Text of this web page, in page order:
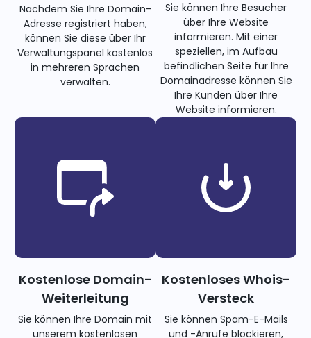
Nachdem Sie Ihre Domain-
Adresse registriert haben,
können Sie diese über Ihr
Verwaltungspanel kostenlos
in mehreren Sprachen
verwalten.
Sie können Ihre Besucher
über Ihre Website
informieren. Mit einer
speziellen, im Aufbau
befindlichen Seite für Ihre
Domainadresse können Sie
Ihre Kunden über Ihre
Website informieren.
Kostenlose Domain-
Weiterleitung
Sie können Ihre Domain mit
unserem kostenlosen
Kostenloses Whois-
Versteck
Sie können Spam-E-Mails
und -Anrufe blockieren,